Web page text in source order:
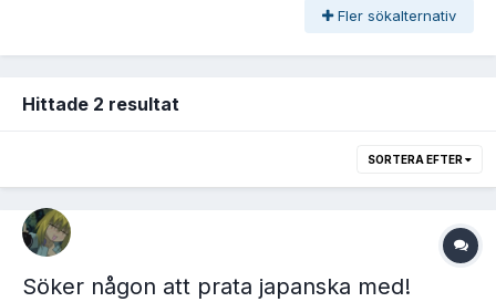
Fler sökalternativ
Hittade 2 resultat
SORTERA EFTER
Söker någon att prata japanska med!